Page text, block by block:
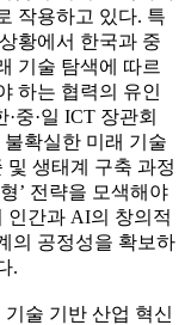
작용하고 있다. 특
황에서 한국과 중
기술 탐색에 따르
하는 협력의 유인
중·일 ICT 장관회
확실한 미래 기술
및 생태계 구축 과정
’ 전략을 모색해야
인간과 AI의 창의적
의 공정성을 확보하
.
술 기반 산업 혁신